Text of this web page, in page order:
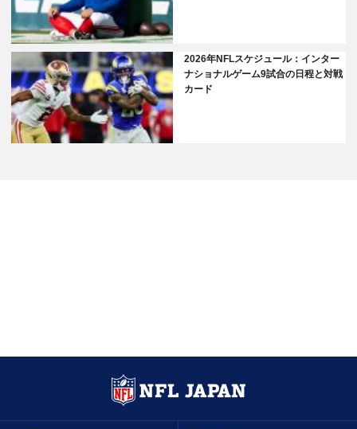
2026年NFLスケジュール：インター
ナショナルゲーム9試合の日程と対戦
カード